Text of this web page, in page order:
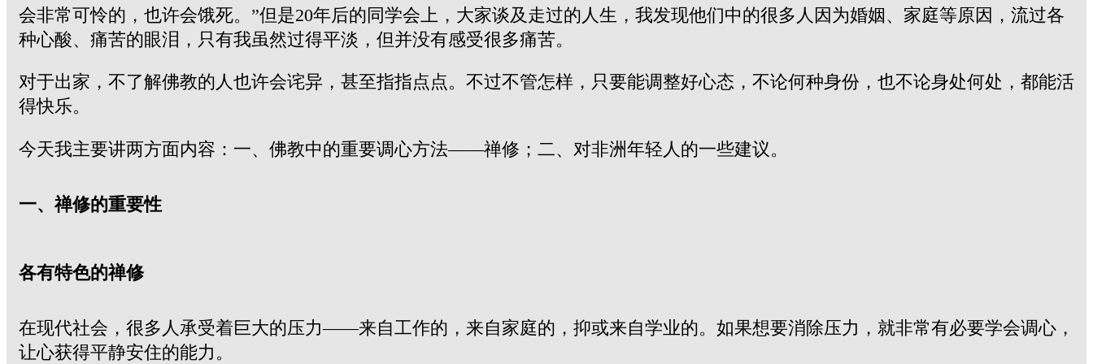
会非常可怜的，也许会饿死。”但是20年后的同学会上，大家谈及走过的人生，我发现他们中的很多人因为婚姻、家庭等原因，流过各
种心酸、痛苦的眼泪，只有我虽然过得平淡，但并没有感受很多痛苦。
对于出家，不了解佛教的人也许会诧异，甚至指指点点。不过不管怎样，只要能调整好心态，不论何种身份，也不论身处何处，都能活
得快乐。
今天我主要讲两方面内容：一、佛教中的重要调心方法——禅修；二、对非洲年轻人的一些建议。
一、禅修的重要性
各有特色的禅修
在现代社会，很多人承受着巨大的压力——来自工作的，来自家庭的，抑或来自学业的。如果想要消除压力，就非常有必要学会调心，
让心获得平静安住的能力。